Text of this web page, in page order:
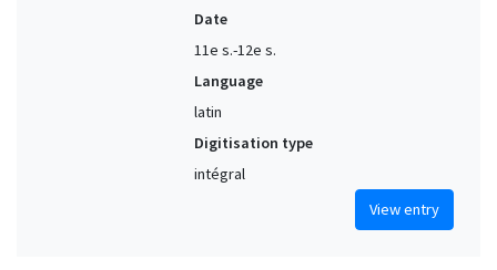
Date
11e s.-12e s.
Language
latin
Digitisation type
intégral
View entry